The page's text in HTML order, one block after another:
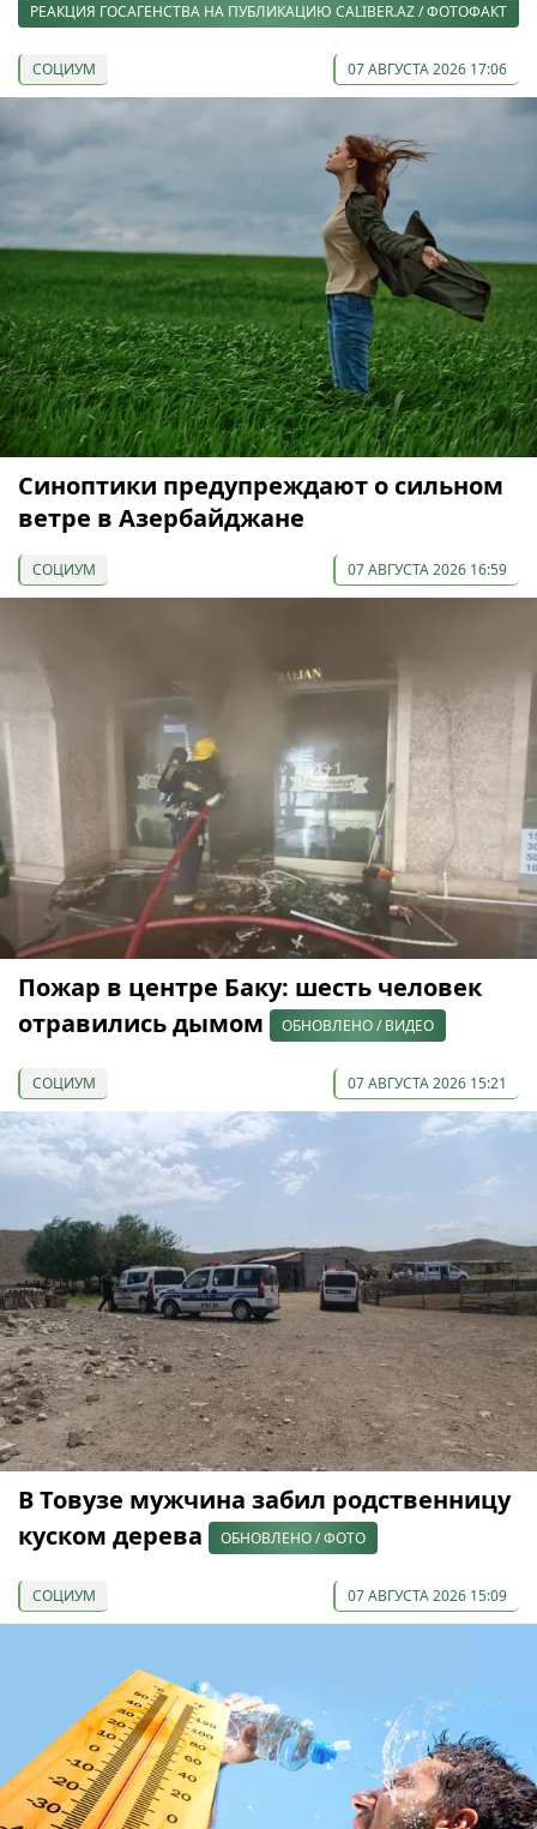
РЕАКЦИЯ ГОСАГЕНСТВА НА ПУБЛИКАЦИЮ CALIBER.AZ / ФОТОФАКТ
СОЦИУМ 07 АВГУСТА 2026 17:06
Синоптики предупреждают о сильном
ветре в Азербайджане
СОЦИУМ 07 АВГУСТА 2026 16:59
Пожар в центре Баку: шесть человек
отравились дымом
ОБНОВЛЕНО / ВИДЕО
СОЦИУМ 07 АВГУСТА 2026 15:21
В Товузе мужчина забил родственницу
куском дерева
ОБНОВЛЕНО / ФОТО
СОЦИУМ 07 АВГУСТА 2026 15:09